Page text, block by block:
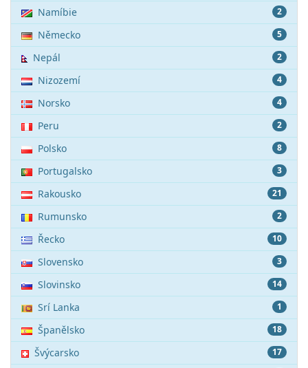
2
Namíbie
5
Německo
2
Nepál
4
Nizozemí
4
Norsko
2
Peru
8
Polsko
3
Portugalsko
21
Rakousko
2
Rumunsko
10
Řecko
3
Slovensko
14
Slovinsko
1
Srí Lanka
18
Španělsko
17
Švýcarsko